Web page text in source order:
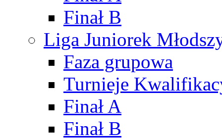
Finał B
Liga Juniorek
Faza grupowa
Turnieje
Finał A
Finał B